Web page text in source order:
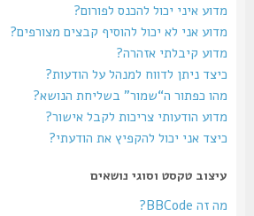
מדוע איני יכול להכנס לפורום?
מדוע אני לא יכול להוסיף קבצים מצורפים?
מדוע קיבלתי אזהרה?
כיצד ניתן לדווח למנהל על הודעות?
מהו כפתור ה“שמור” בשליחת הנושא?
מדוע הודעותי צריכות לקבל אישור?
כיצד אני יכול להקפיץ את הודעתי?
עיצוב טקסט וסוגי נושאים
מה זה BBCode?